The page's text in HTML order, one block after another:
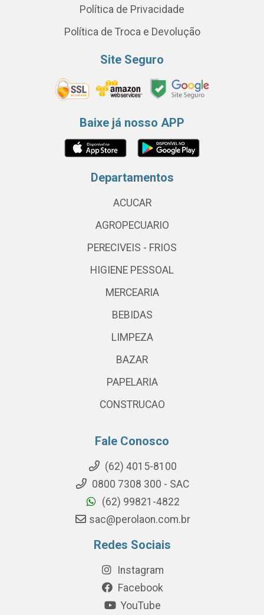
Política de Privacidade
Política de Troca e Devolução
Site Seguro
Baixe já nosso APP
Departamentos
ACUCAR
AGROPECUARIO
PERECIVEIS - FRIOS
HIGIENE PESSOAL
MERCEARIA
BEBIDAS
LIMPEZA
BAZAR
PAPELARIA
CONSTRUCAO
Fale Conosco
(62) 4015-8100
0800 7308 300 - SAC
(62) 99821-4822
sac@perolaon.com.br
Redes Sociais
Instagram
Facebook
YouTube